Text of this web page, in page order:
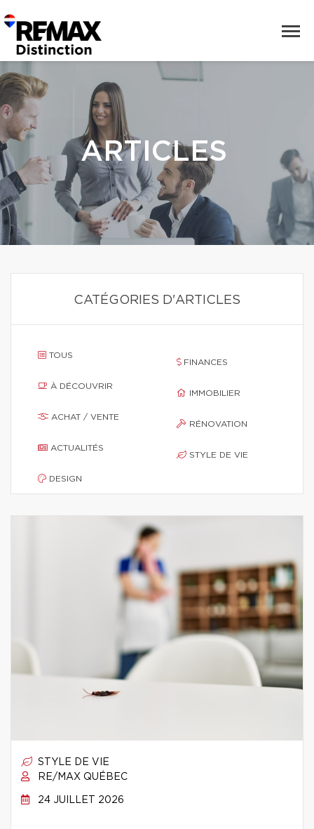
ARTICLES
CATÉGORIES D'ARTICLES
TOUS
À DÉCOUVRIR
ACHAT / VENTE
ACTUALITÉS
DESIGN
FINANCES
IMMOBILIER
RÉNOVATION
STYLE DE VIE
STYLE DE VIE
RE/MAX QUÉBEC
24 JUILLET 2026